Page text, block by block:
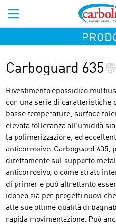
Carboguard 635
Rivestimento epossidico
con una serie di caratteristiche
basse temperature, surface
elevata tolleranza all’umidità
la polimerizzazione, ed
anticorrosive. Carboguard 635,
direttamente sul supporto
anticorrosivo, o come strato
di primer e può altrettanto
idoneo sia per progetti nuovi
alle sue ottime qualità di
rapida movimentazione. Può